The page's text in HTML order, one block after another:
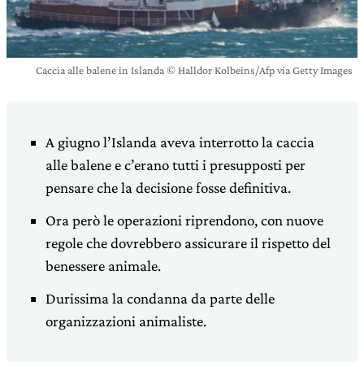
Caccia alle balene in Islanda © Halldor Kolbeins/Afp via Getty Images
A giugno l’Islanda aveva interrotto la caccia
alle balene e c’erano tutti i presupposti per
pensare che la decisione fosse definitiva.
Ora però le operazioni riprendono, con nuove
regole che dovrebbero assicurare il rispetto del
benessere animale.
Durissima la condanna da parte delle
organizzazioni animaliste.